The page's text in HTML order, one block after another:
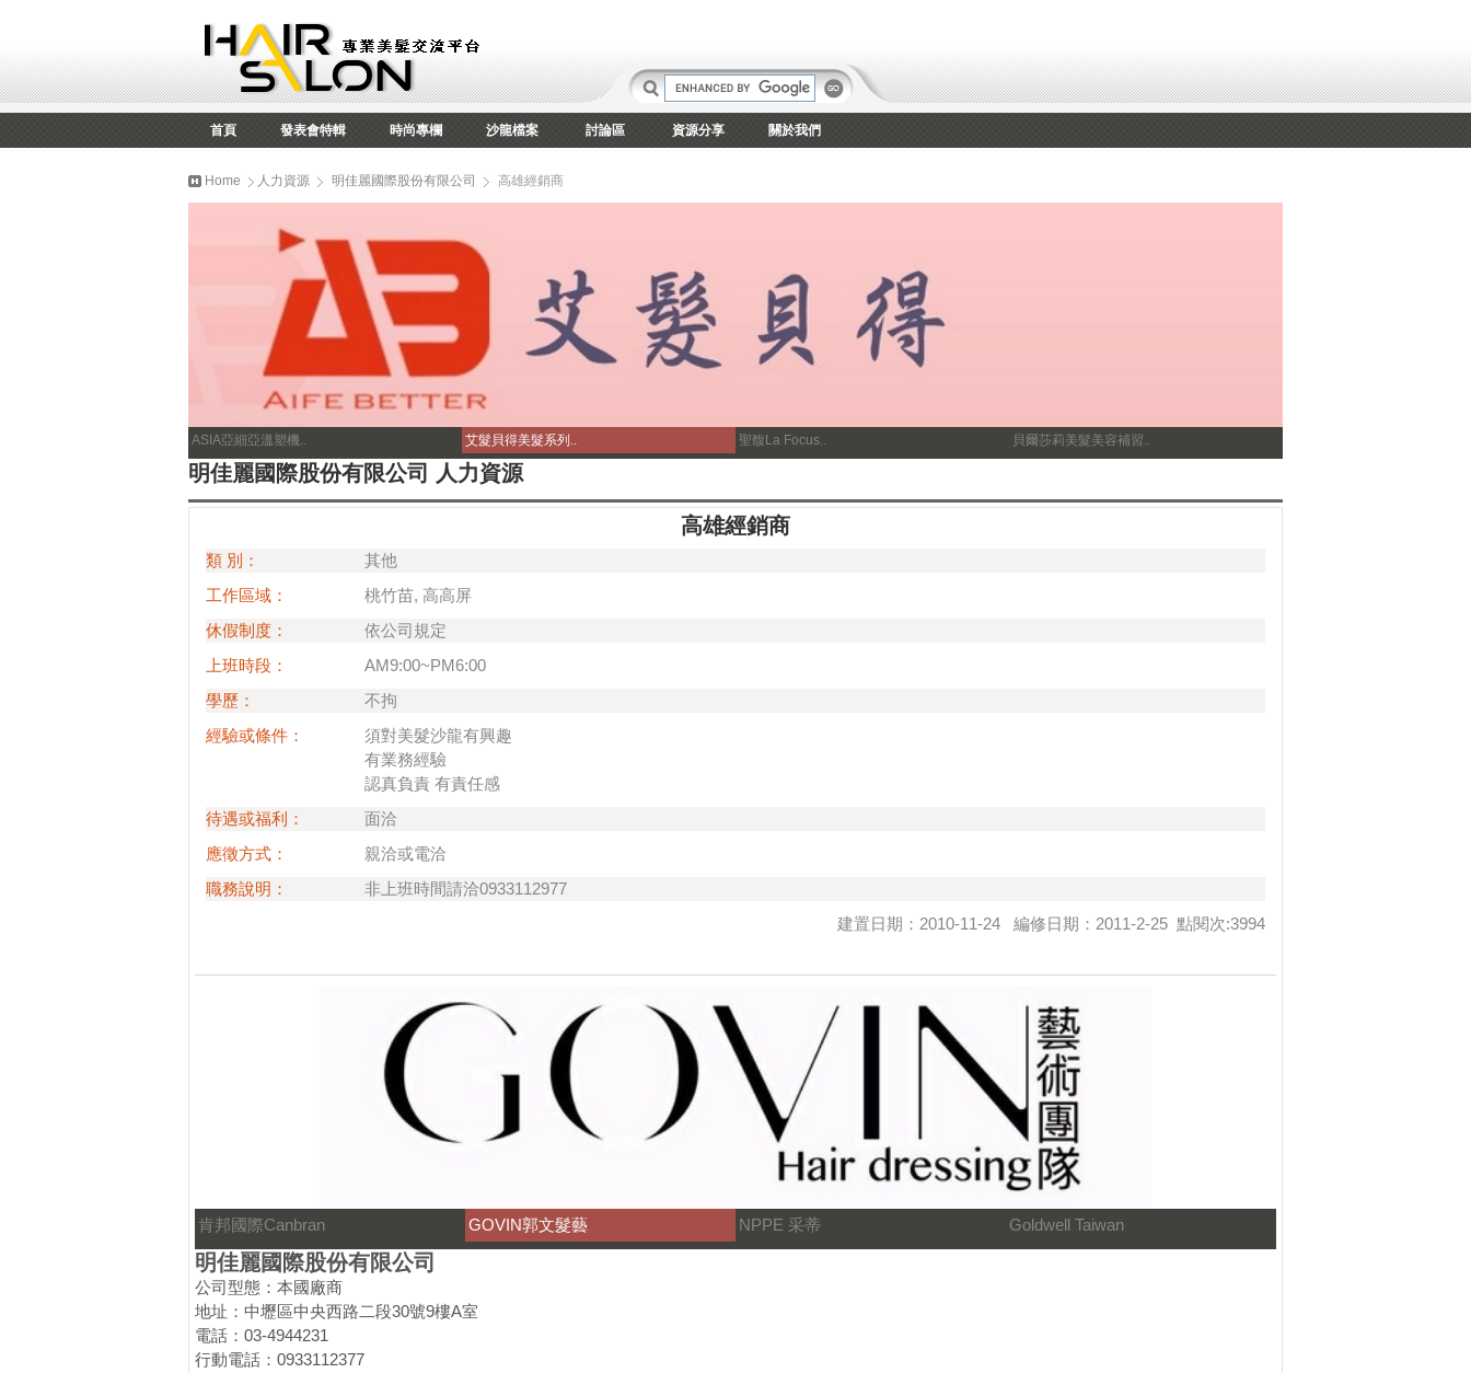
首頁 發表會特輯 時尚專欄 沙龍檔案 討論區 資源分享 關於我們
Home 人力資源 明佳麗國際股份有限公司 高雄經銷商
ASIA亞細亞溫塑機.. 艾髮貝得美髮系列.. 聖馥La Focus.. 貝爾莎莉美髮美容補習..
明佳麗國際股份有限公司 人力資源
高雄經銷商
類 別：
其他
工作區域：
桃竹苗, 高高屏
休假制度：
依公司規定
上班時段：
AM9:00~PM6:00
學歷：
不拘
經驗或條件：
須對美髮沙龍有興趣
有業務經驗
認真負責 有責任感
待遇或福利：
面洽
應徵方式：
親洽或電洽
職務說明：
非上班時間請洽0933112977
建置日期：2010-11-24 編修日期：2011-2-25 點閱次:3994
肯邦國際Canbran GOVIN郭文髮藝 NPPE 采蒂 Goldwell Taiwan
明佳麗國際股份有限公司
公司型態：本國廠商
地址：中壢區中央西路二段30號9樓A室
電話：03-4944231
行動電話：0933112377